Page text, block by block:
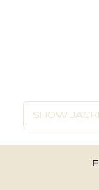
SHOW